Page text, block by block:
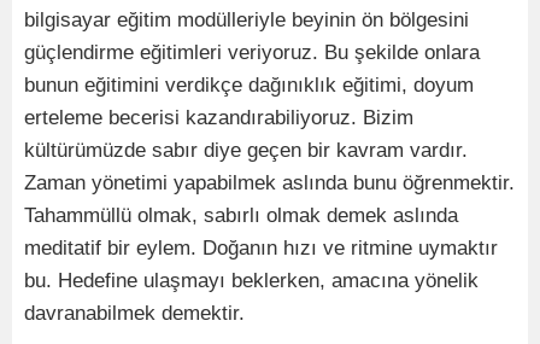
bilgisayar eğitim modülleriyle beyinin ön bölgesini
güçlendirme eğitimleri veriyoruz. Bu şekilde onlara
bunun eğitimini verdikçe dağınıklık eğitimi, doyum
erteleme becerisi kazandırabiliyoruz. Bizim
kültürümüzde sabır diye geçen bir kavram vardır.
Zaman yönetimi yapabilmek aslında bunu öğrenmektir.
Tahammüllü olmak, sabırlı olmak demek aslında
meditatif bir eylem. Doğanın hızı ve ritmine uymaktır
bu. Hedefine ulaşmayı beklerken, amacına yönelik
davranabilmek demektir.